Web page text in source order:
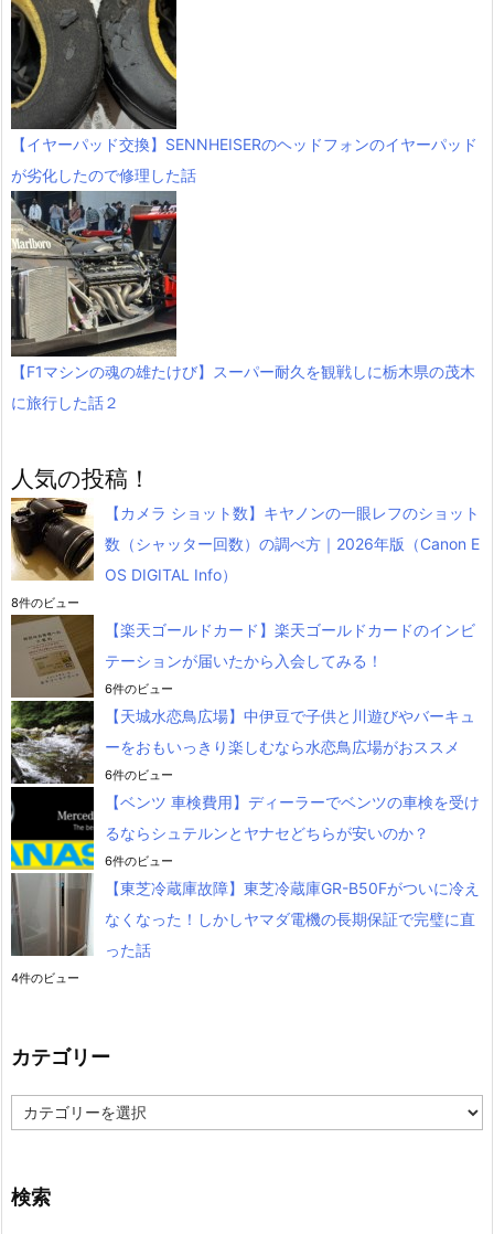
【イヤーパッド交換】SENNHEISERのヘッドフォンのイヤーパッド
が劣化したので修理した話
【F1マシンの魂の雄たけび】スーパー耐久を観戦しに栃木県の茂木
に旅行した話２
人気の投稿！
【カメラ ショット数】キヤノンの一眼レフのショット
数（シャッター回数）の調べ方｜2026年版（Canon E
OS DIGITAL Info）
8件のビュー
【楽天ゴールドカード】楽天ゴールドカードのインビ
テーションが届いたから入会してみる！
6件のビュー
【天城水恋鳥広場】中伊豆で子供と川遊びやバーキュ
ーをおもいっきり楽しむなら水恋鳥広場がおススメ
6件のビュー
【ベンツ 車検費用】ディーラーでベンツの車検を受け
るならシュテルンとヤナセどちらが安いのか？
6件のビュー
【東芝冷蔵庫故障】東芝冷蔵庫GR-B50Fがついに冷え
なくなった！しかしヤマダ電機の長期保証で完璧に直
った話
4件のビュー
カテゴリー
テ
ー
検索